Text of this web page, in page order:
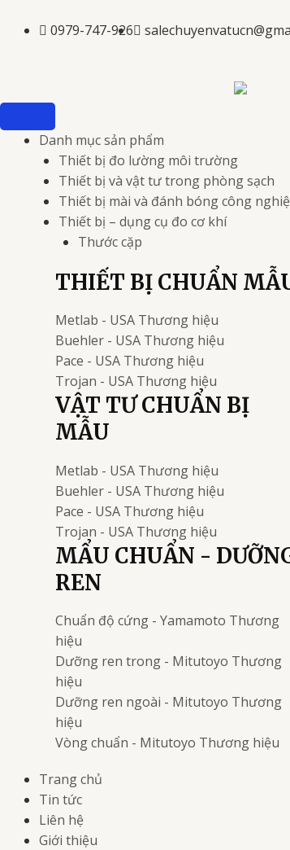
0979-747-926
Danh mục sản phẩm
Thiết bị đo lường môi trường
Thiết bị và vật tư trong phòng sạch
Thiết bị mài và đánh bóng công
Thiết bị – dụng cụ đo cơ khí
Thước cặp
THIẾT BỊ CHUẨN
Metlab - USA Thương hiệu
Buehler - USA Thương hiệu
Pace - USA Thương hiệu
Trojan - USA Thương hiệu
VẬT TƯ CHUẨN BỊ
MẪU
Metlab - USA Thương hiệu
Buehler - USA Thương hiệu
Pace - USA Thương hiệu
Trojan - USA Thương hiệu
MẨU CHUẨN -
REN
Chuẩn độ cứng - Yamamoto Thương
hiệu
Dưỡng ren trong - Mitutoyo Thương
hiệu
Dưỡng ren ngoài - Mitutoyo Thương
hiệu
Vòng chuẩn - Mitutoyo Thương hiệu
Trang chủ
Tin tức
Liên hệ
Giới thiệu